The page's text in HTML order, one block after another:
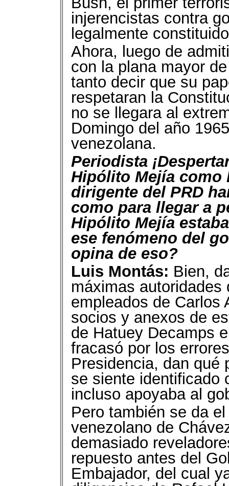
injerencistas contra
legalmente
Ahora, luego de
con la plana mayor
tanto decir que su
respetaran la
no se llegara al
Domingo del año
venezolana.
Periodista
Hipólito Mejía como
dirigente del PRD
como para llegar a
Hipólito Mejía
ese fenómeno del
opina de eso?
Luis Montás: Bien,
máximas
empleados de Carlos
socios y anexos de
de Hatuey Decamps
fracasó por los
Presidencia, dan qué
se siente identificado
incluso apoyaba al
Pero también se da
venezolano de
demasiado
repuesto antes del
Embajador, del cual